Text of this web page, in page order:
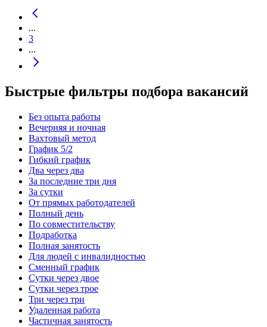
...
3
...
Быстрые фильтры подбора вакансий
Без опыта работы
Вечерняя и ночная
Вахтовый метод
График 5/2
Гибкий график
Два через два
За последние три дня
За сутки
От прямых работодателей
Полный день
По совместительству
Подработка
Полная занятость
Для людей с инвалидностью
Сменный график
Сутки через двое
Сутки через трое
Три через три
Удаленная работа
Частичная занятость